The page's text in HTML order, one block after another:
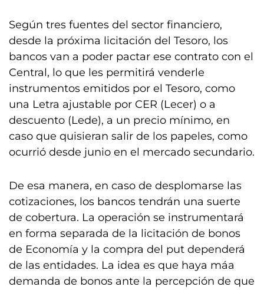
Según tres fuentes del sector financiero,
desde la próxima licitación del Tesoro, los
bancos van a poder pactar ese contrato con el
Central, lo que les permitirá venderle
instrumentos emitidos por el Tesoro, como
una Letra ajustable por CER (Lecer) o a
descuento (Lede), a un precio mínimo, en
caso que quisieran salir de los papeles, como
ocurrió desde junio en el mercado secundario.
De esa manera, en caso de desplomarse las
cotizaciones, los bancos tendrán una suerte
de cobertura. La operación se instrumentará
en forma separada de la licitación de bonos
de Economía y la compra del put dependerá
de las entidades. La idea es que haya máa
demanda de bonos ante la percepción de que